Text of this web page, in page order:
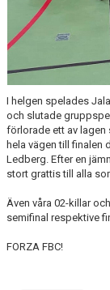
I helgen spelades
och slutade
förlorade ett av lagen
hela vägen till finalen
Ledberg. Efter en
stort grattis till alla
Även våra 02-killar
semifinal respektive
FORZA FBC!